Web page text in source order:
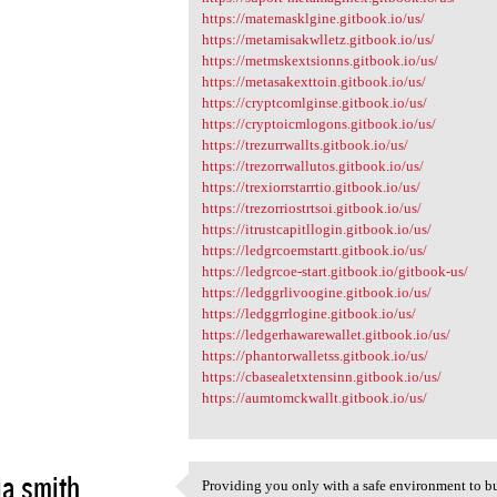
https://matemasklgine.gitbook.io/us/
https://metamisakwlletz.gitbook.io/us/
https://metmskextsionns.gitbook.io/us/
https://metasakexttoin.gitbook.io/us/
https://cryptcomlginse.gitbook.io/us/
https://cryptoicmlogons.gitbook.io/us/
https://trezurrwallts.gitbook.io/us/
https://trezorrwallutos.gitbook.io/us/
https://trexiorrstarrtio.gitbook.io/us/
https://trezorriostrtsoi.gitbook.io/us/
https://itrustcapitllogin.gitbook.io/us/
https://ledgrcoemstartt.gitbook.io/us/
https://ledgrcoe-start.gitbook.io/gitbook-us/
https://ledggrlivoogine.gitbook.io/us/
https://ledggrrlogine.gitbook.io/us/
https://ledgerhawarewallet.gitbook.io/us/
https://phantorwalletss.gitbook.io/us/
https://cbasealetxtensinn.gitbook.io/us/
https://aumtomckwallt.gitbook.io/us/
smith
Providing you only with a safe environment to